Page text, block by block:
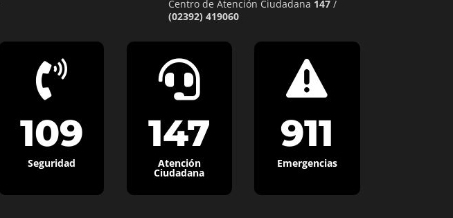
Centro de Atención Ciudadana 147/
(02392) 419060

109
Seguridad

147
Atención
Ciudadana

911
Emergencias